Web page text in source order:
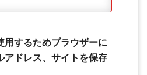
用するためブラウザーに
アドレス、サイトを保存